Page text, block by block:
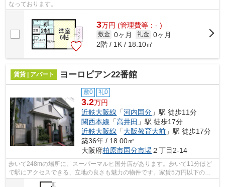
なっております。
3万円 (管理費等：- )
敷金 0ヶ月 礼金 0ヶ月
2階 / 1K / 18.10㎡
賃貸 | アパート ヨーロピアン22番館
敷0 礼0
3.2万円
近鉄大阪線 「河内国分 」駅 徒歩11分
関西本線 「高井田 」駅 徒歩17分
近鉄大阪線 「大阪教育大前 」駅 徒歩17分
築36年 / 18.00㎡
大阪府柏原市国分市場２丁目2-14
歩いて248mの場所に、スーパーマルヒ国分店があります。歩いて11分ほど
で駅にアクセスできる、立地の良さも魅力の物件です。家賃5万円以下の物
件をお探しの方にもおすすめです。気にな...